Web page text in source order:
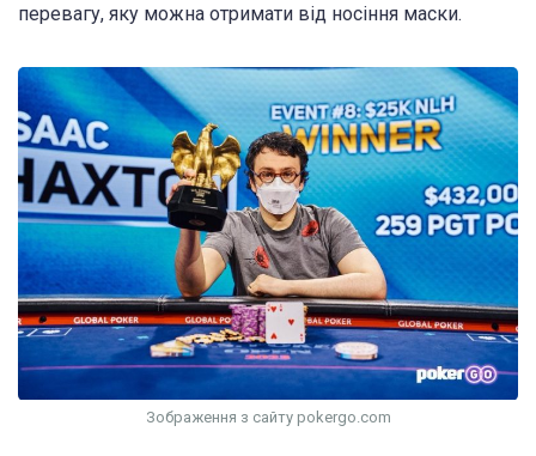
перевагу, яку можна отримати від носіння маски.
Зображення з сайту pokergo.com